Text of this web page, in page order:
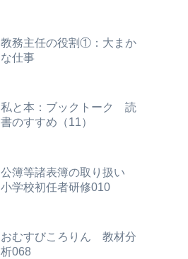
教務主任の役割①：大まか
な仕事
私と本：ブックトーク 読
書のすすめ（11）
公簿等諸表簿の取り扱い
小学校初任者研修010
おむすびころりん 教材分
析068